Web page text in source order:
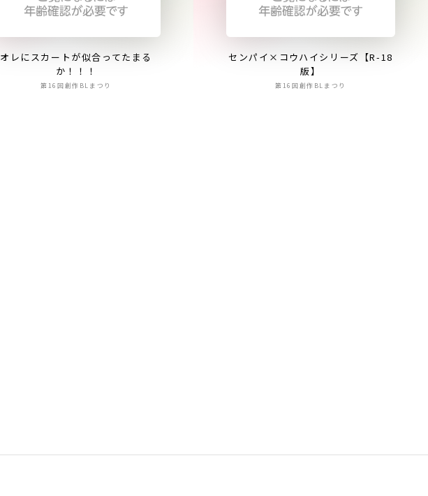
オレにスカートが似合ってたまる
か！！！
第16回創作BLまつり
センパイ×コウハイシリーズ【R-18
版】
第16回創作BLまつり